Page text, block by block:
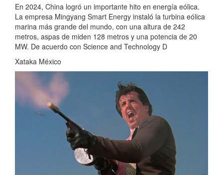
En 2024, China logró un importante hito en energía eólica.
La empresa Mingyang Smart Energy instaló la turbina eólica
marina más grande del mundo, con una altura de 242
metros, aspas de miden 128 metros y una potencia de 20
MW. De acuerdo con Science and Technology D
Xataka México